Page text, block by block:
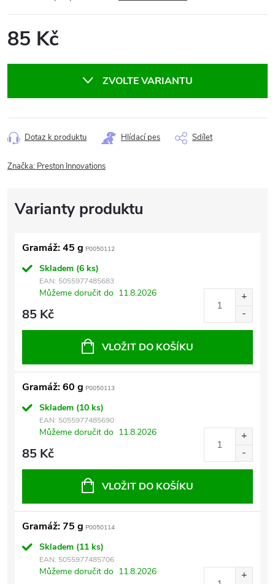
85 Kč
ZVOLTE VARIANTU
Dotaz k produktu Hlídací pes Sdílet
Značka: Preston Innovations
Gramáž: 45 g P0050112
Skladem (6 ks)
EAN: 5055977485683
Můžeme doručit do 11.8.2026
85 Kč
VLOŽIT DO KOŠÍKU
Gramáž: 60 g P0050113
Skladem (10 ks)
EAN: 5055977485690
Můžeme doručit do 11.8.2026
85 Kč
VLOŽIT DO KOŠÍKU
Gramáž: 75 g P0050114
Skladem (11 ks)
EAN: 5055977485706
Můžeme doručit do 11.8.2026